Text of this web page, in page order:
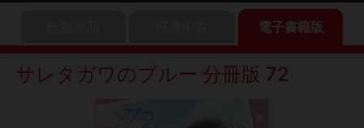
電子書籍版
サレタガワのブルー 分冊版 72